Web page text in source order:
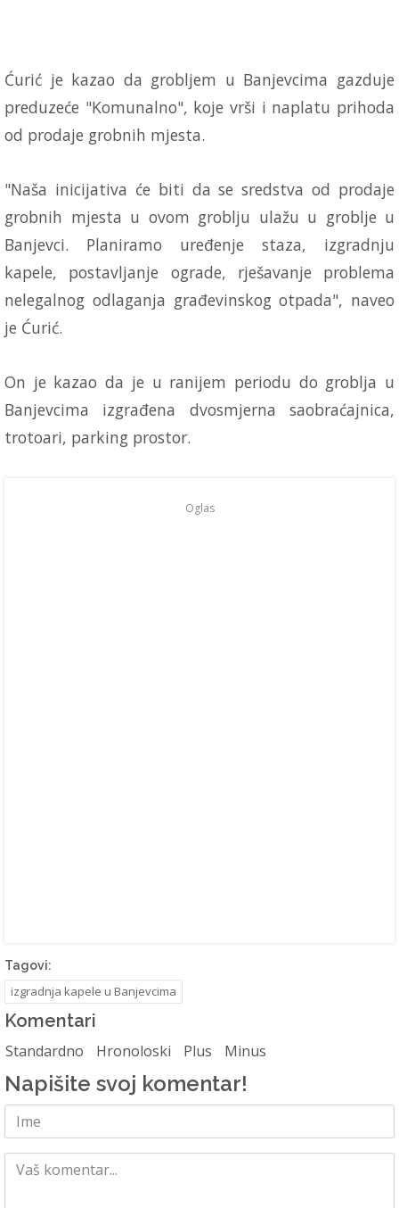
Ćurić je kazao da grobljem u Banjevcima gazduje
preduzeće "Komunalno", koje vrši i naplatu prihoda
od prodaje grobnih mjesta.
"Naša inicijativa će biti da se sredstva od prodaje
grobnih mjesta u ovom groblju ulažu u groblje u
Banjevci. Planiramo uređenje staza, izgradnju
kapele, postavljanje ograde, rješavanje problema
nelegalnog odlaganja građevinskog otpada", naveo
je Ćurić.
On je kazao da je u ranijem periodu do groblja u
Banjevcima izgrađena dvosmjerna saobraćajnica,
trotoari, parking prostor.
Oglas
Tagovi:
izgradnja kapele u Banjevcima
Komentari
Standardno Hronoloski Plus Minus
Napišite svoj komentar!